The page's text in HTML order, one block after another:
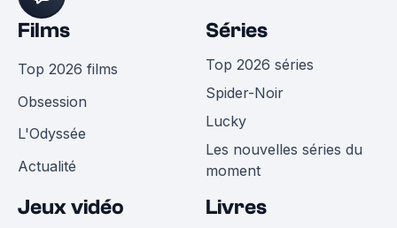
Films
Top 2026 films
Obsession
L'Odyssée
Actualité
Séries
Top 2026 séries
Spider-Noir
Lucky
Les nouvelles séries du
moment
Jeux vidéo Livres